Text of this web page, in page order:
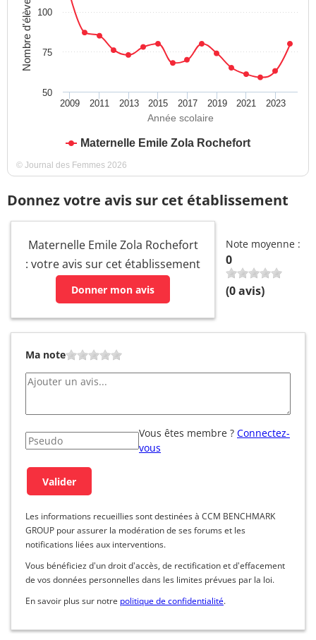
Année scolaire
Nombre d'élèves
Maternelle Emile Zola Rochefort
2009 2011 2013 2015 2017 2019 2021 2023
100
50
75
© Journal des Femmes 2026
Donnez votre avis sur cet établissement
Maternelle Emile Zola Rochefort
: votre avis sur cet établissement
Donner mon avis
Note moyenne :
0
(0avis)
Ma note
Vous êtes membre ? Connectez-
vous
Les informations recueillies sont destinées à CCM BENCHMARK
GROUP pour assurer la modération de ses forums et les
notifications liées aux interventions.
Vous bénéficiez d'un droit d'accès, de rectification et d'effacement
de vos données personnelles dans les limites prévues par la loi.
En savoir plus sur notre politique de confidentialité.